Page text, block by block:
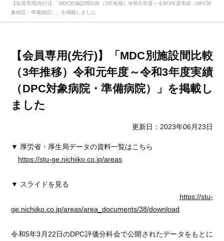
【会員専用(先行)】「MDC別施設間比較（3年推移）令和元年度～令和3年度実績（DPC対
象病院・準備病院）」を掲載しました
【会員専用(先行)】「MDC別施設間比較
（3年推移）令和元年度～令和3年度実績
（DPC対象病院・準備病院）」を掲載し
ました
更新日：2023年06月23日
▼ 厚労省・厚生局データの資料一覧はこちら
https://stu-ge.nichiiko.co.jp/areas
▼ スライドを見る
https://stu-
ge.nichiiko.co.jp/areas/area_documents/38/download
令和5年3月22日のDPC評価分科会で公開されたデータをもとに